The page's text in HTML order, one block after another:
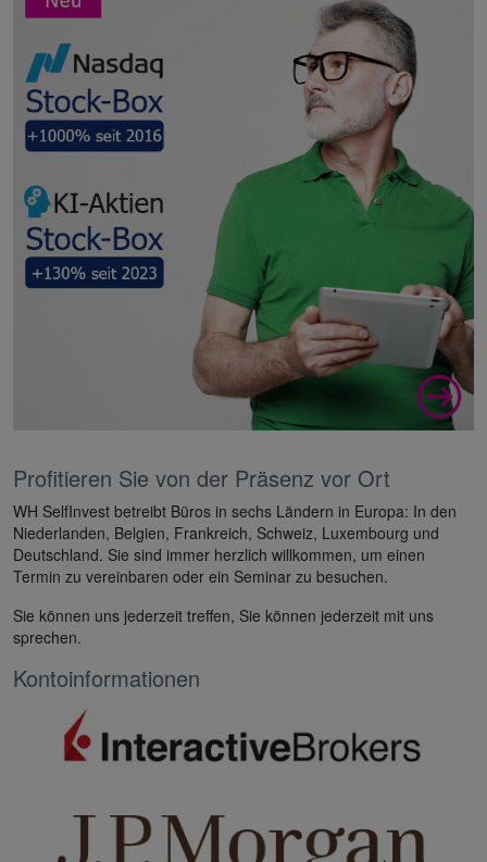
Profitieren Sie von der Präsenz vor Ort
WH SelfInvest betreibt Büros in sechs Ländern in Europa: In den
Niederlanden, Belgien, Frankreich, Schweiz, Luxembourg und
Deutschland. Sie sind immer herzlich willkommen, um einen
Termin zu vereinbaren oder ein Seminar zu besuchen.
Sie können uns jederzeit treffen, Sie können jederzeit mit uns
sprechen.
Kontoinformationen